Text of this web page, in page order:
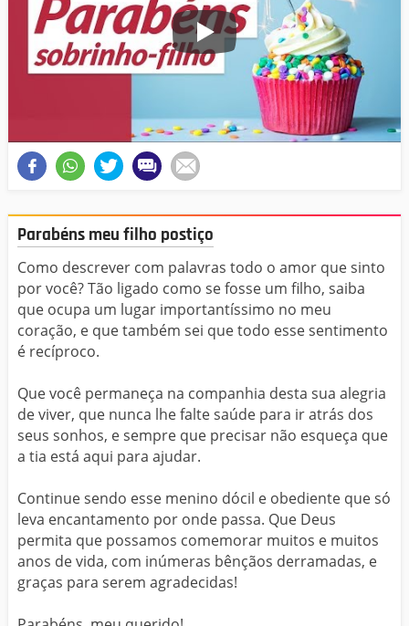
Parabéns meu filho postiço
Como descrever com palavras todo o amor que sinto
por você? Tão ligado como se fosse um filho, saiba
que ocupa um lugar importantíssimo no meu
coração, e que também sei que todo esse sentimento
é recíproco.
Que você permaneça na companhia desta sua alegria
de viver, que nunca lhe falte saúde para ir atrás dos
seus sonhos, e sempre que precisar não esqueça que
a tia está aqui para ajudar.
Continue sendo esse menino dócil e obediente que só
leva encantamento por onde passa. Que Deus
permita que possamos comemorar muitos e muitos
anos de vida, com inúmeras bênçãos derramadas, e
graças para serem agradecidas!